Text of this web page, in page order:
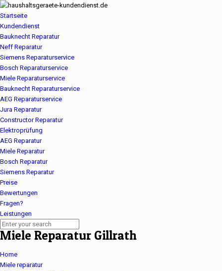
Startseite
Kundendienst
Bauknecht Reparatur
Neff Reparatur
Siemens Reparaturservice
Bosch Reparaturservice
Miele Reparaturservice
Bauknecht Reparaturservice
AEG Reparaturservice
Jura Reparatur
Constructor Reparatur
Elektroprüfung
AEG Reparatur
Miele Reparatur
Bosch Reparatur
Siemens Reparatur
Preise
Bewertungen
Fragen?
Leistungen
Miele Reparatur Gillrath
Home
Miele reparatur